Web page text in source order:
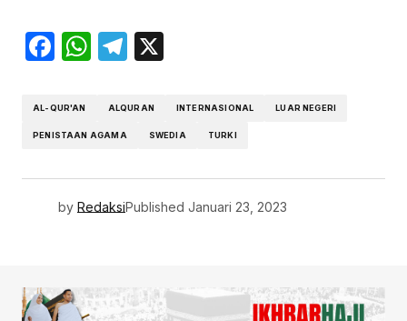
Facebook
WhatsApp
Telegram
AL-QUR'AN ALQURAN INTERNASIONAL LUAR NEGERI
PENISTAAN AGAMA SWEDIA TURKI
by RedaksiPublished Januari 23, 2023